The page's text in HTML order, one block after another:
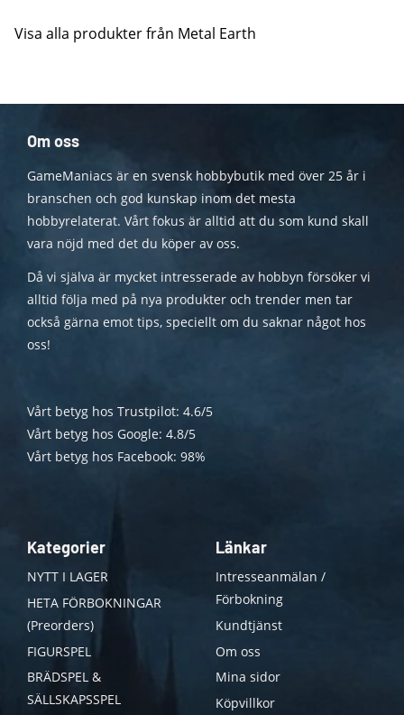
Visa alla produkter från Metal Earth
Om oss
GameManiacs är en svensk hobbybutik med över 25 år i
branschen och god kunskap inom det mesta
hobbyrelaterat. Vårt fokus är alltid att du som kund skall
vara nöjd med det du köper av oss.
Då vi själva är mycket intresserade av hobbyn försöker vi
alltid följa med på nya produkter och trender men tar
också gärna emot tips, speciellt om du saknar något hos
oss!
Vårt betyg hos Trustpilot: 4.6/5
Vårt betyg hos Google: 4.8/5
Vårt betyg hos Facebook: 98%
Kategorier
NYTT I LAGER
HETA FÖRBOKNINGAR
(Preorders)
FIGURSPEL
BRÄDSPEL &
SÄLLSKAPSSPEL
Länkar
Intresseanmälan /
Förbokning
Kundtjänst
Om oss
Mina sidor
Köpvillkor